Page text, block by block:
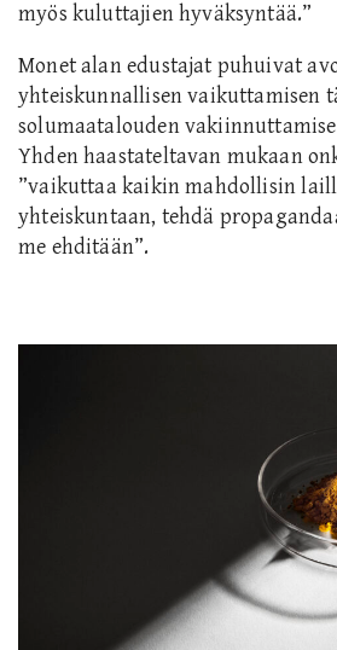
myös kuluttajien hyväksyntää.”
Monet alan edustajat puhuivat
yhteiskunnallisen vaikuttamisen
solumaatalouden
Yhden haastateltavan mukaan
”vaikuttaa kaikin mahdollisin
yhteiskuntaan, tehdä
me ehditään”.